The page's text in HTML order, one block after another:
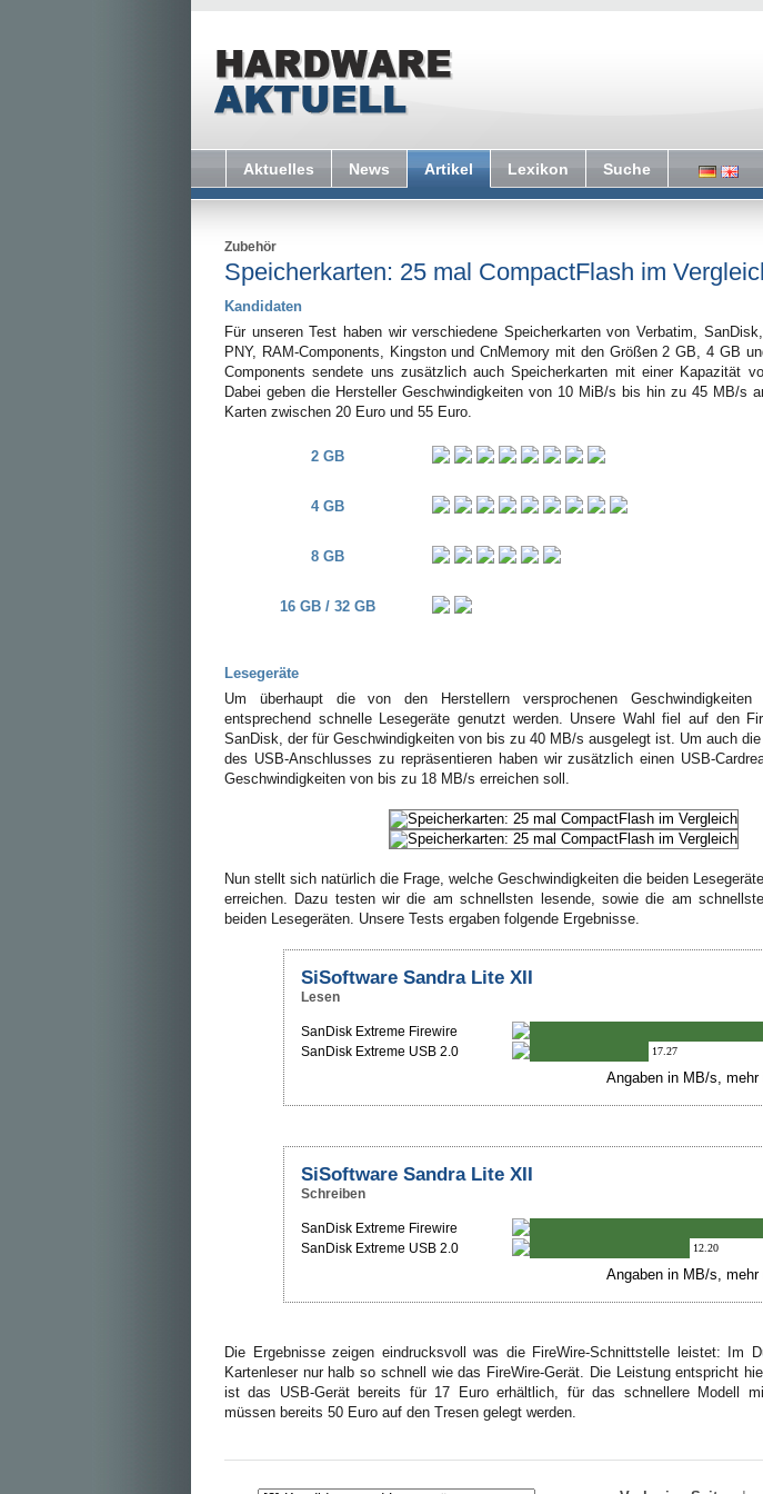
Aktuelles News Artikel Lexikon Suche
Zubehör
Speicherkarten: 25 mal CompactFlash im
Kandidaten
Für unseren Test haben wir verschiedene Speicherkarten von Verbatim,
PNY, RAM-Components, Kingston und CnMemory mit den Größen 2 GB, 4 GB
Components sendete uns zusätzlich auch Speicherkarten mit einer Kapazität
Dabei geben die Hersteller Geschwindigkeiten von 10 MiB/s bis hin zu 45 MB/s
Karten zwischen 20 Euro und 55 Euro.
2 GB
4 GB
8 GB
16 GB / 32 GB
Lesegeräte
Um überhaupt die von den Herstellern versprochenen
entsprechend schnelle Lesegeräte genutzt werden. Unsere Wahl fiel auf den
SanDisk, der für Geschwindigkeiten von bis zu 40 MB/s ausgelegt ist. Um auch
des USB-Anschlusses zu repräsentieren haben wir zusätzlich einen USB-
Geschwindigkeiten von bis zu 18 MB/s erreichen soll.
Nun stellt sich natürlich die Frage, welche Geschwindigkeiten die beiden
erreichen. Dazu testen wir die am schnellsten lesende, sowie die am
beiden Lesegeräten. Unsere Tests ergaben folgende Ergebnisse.
SiSoftware Sandra Lite XII
Lesen
SanDisk Extreme Firewire
SanDisk Extreme USB 2.0 17.27
Angaben in MB/s,
SiSoftware Sandra Lite XII
Schreiben
SanDisk Extreme Firewire
SanDisk Extreme USB 2.0 12.20
Angaben in MB/s,
Die Ergebnisse zeigen eindrucksvoll was die FireWire-Schnittstelle leistet: Im
Kartenleser nur halb so schnell wie das FireWire-Gerät. Die Leistung entspricht
ist das USB-Gerät bereits für 17 Euro erhältlich, für das schnellere Modell
müssen bereits 50 Euro auf den Tresen gelegt werden.